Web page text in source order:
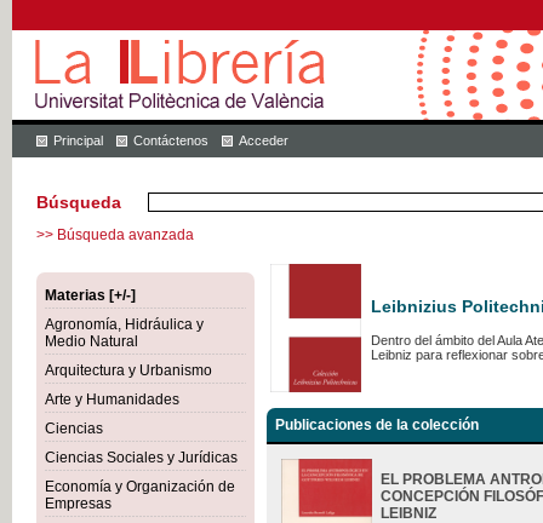
Principal Contáctenos Acceder
Búsqueda
>> Búsqueda avanzada
Materias [+/-]
Agronomía, Hidráulica y
Medio Natural
Arquitectura y Urbanismo
Arte y Humanidades
Ciencias
Ciencias Sociales y Jurídicas
Economía y Organización de
Empresas
Leibnizius
Dentro del ámbito del Aula
Leibniz para reflexionar
Publicaciones de la colección
EL PROBLEMA
CONCEPCIÓN
LEIBNIZ